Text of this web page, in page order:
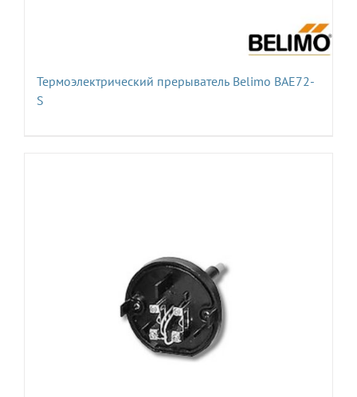
Термоэлектрический прерыватель Belimo BAE72-
S